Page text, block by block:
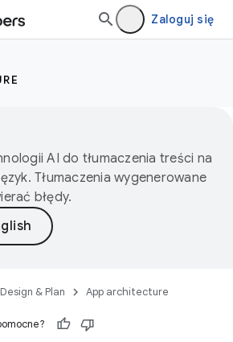
Zaloguj się
AI do tłumaczenia treści na
Tłumaczenia wygenerowane
błędy.
Design & Plan App architecture